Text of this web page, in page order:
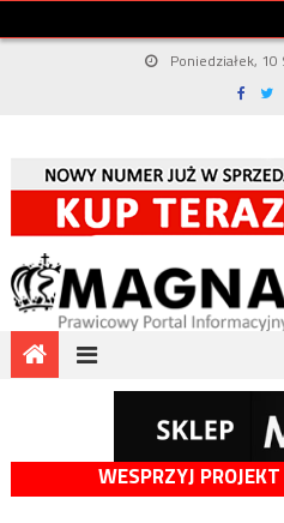
Poniedziałek,
WESPRZYJ